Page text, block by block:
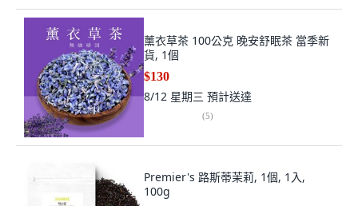
薰衣草茶 100公克 晚安舒眠茶 當季新
貨, 1個
$130
8/12 星期三 預計送達
(5)
Premier's 路斯蒂茉莉, 1個, 1入,
100g